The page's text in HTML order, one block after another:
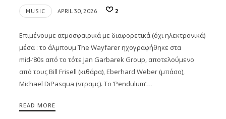
MUSIC APRIL 30, 2026 2
Επιμένουμε ατμοσφαιρικά με διαφορετικά (όχι ηλεκτρονικά)
μέσα : το άλμπουμ The Wayfarer ηχογραφήθηκε στα
mid-‘80s από το τότε Jan Garbarek Group, αποτελούμενο
από τους Bill Frisell (κιθάρα), Eberhard Weber (μπάσο),
Michael DiPasqua (ντραμς). Το ‘Pendulum’…
READ MORE